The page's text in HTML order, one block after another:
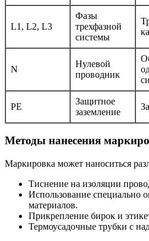
L1, L2, L3
Фазы
трехфазной
системы
N
Нулевой
проводник
PE
Защитное
заземление
Методы нанесения
Маркировка может наноситься
Тиснение на изоляции
Использование специально
материалов.
Прикрепление бирок и
Термоусадочные трубки с